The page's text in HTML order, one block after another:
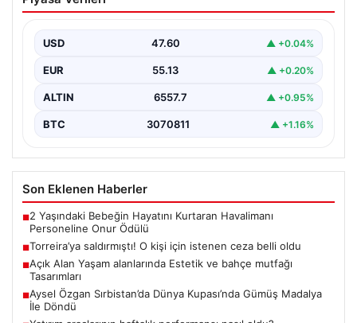
istenen ceza belli oldu
İstenilen Ceza Belli Oldu", "content": "İstanbul'da
gerçekleşen…
USD 47.60 ▲ +0.04%
EUR 55.13 ▲ +0.20%
ALTIN 6557.7 ▲ +0.95%
BTC 3070811 ▲ +1.16%
Son Eklenen Haberler
■2 Yaşındaki Bebeğin Hayatını Kurtaran Havalimanı
Personeline Onur Ödülü
■Torreira’ya saldırmıştı! O kişi için istenen ceza belli oldu
■Açık Alan Yaşam alanlarında Estetik ve bahçe mutfağı
Tasarımları
■Aysel Özgan Sırbistan’da Dünya Kupası’nda Gümüş Madalya
İle Döndü